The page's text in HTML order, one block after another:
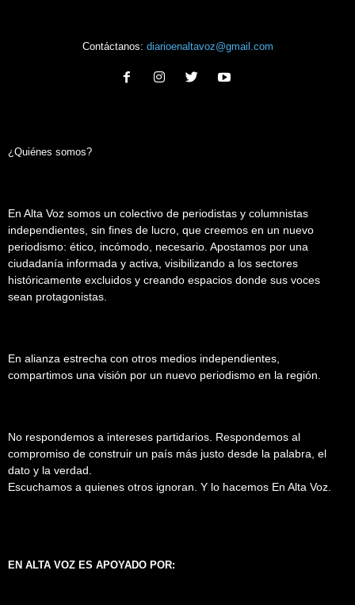
Contáctanos: diarioenaltavoz@gmail.com
¿Quiénes somos?
En Alta Voz somos un colectivo de periodistas y columnistas
independientes, sin fines de lucro, que creemos en un nuevo
periodismo: ético, incómodo, necesario. Apostamos por una
ciudadanía informada y activa, visibilizando a los sectores
históricamente excluidos y creando espacios donde sus voces
sean protagonistas.
En alianza estrecha con otros medios independientes,
compartimos una visión por un nuevo periodismo en la región.
No respondemos a intereses partidarios. Respondemos al
compromiso de construir un país más justo desde la palabra, el
dato y la verdad.
Escuchamos a quienes otros ignoran. Y lo hacemos En Alta Voz.
EN ALTA VOZ ES APOYADO POR: